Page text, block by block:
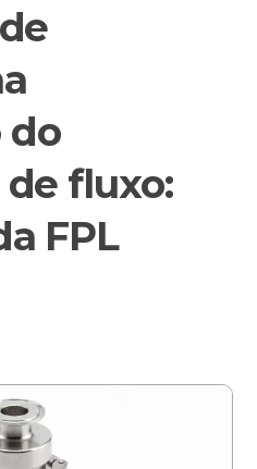
do
fluxo:
FPL